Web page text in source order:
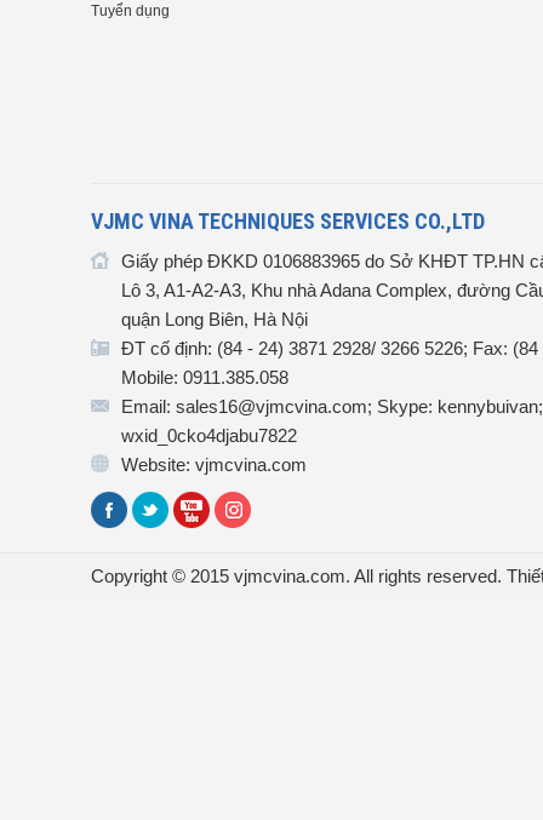
Tuyển dụng
VJMC VINA TECHNIQUES SERVICES CO.,LTD
Giấy phép ĐKKD 0106883965 do Sở KHĐT TP.HN
Lô 3, A1-A2-A3, Khu nhà Adana Complex, đường
quận Long Biên, Hà Nội
ĐT cố định: (84 - 24) 3871 2928/ 3266 5226; Fax:
Mobile: 0911.385.058
Email: sales16@vjmcvina.com; Skype:
wxid_0cko4djabu7822
Website: vjmcvina.com
Copyright © 2015 vjmcvina.com. All rights reserved.